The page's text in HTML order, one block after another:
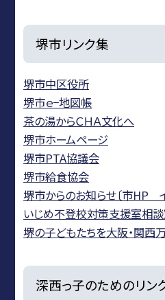
堺市リンク集
堺市中区役所
堺市ｅ−地図帳
茶の湯からＣＨＡ文化へ
堺市ホームページ
堺市PTA協議会
堺市給食協会
堺市からのお知らせ〔市HP
いじめ不登校対策支援室相
堺の子どもたちを大阪・関西
深西っ子のためのリン